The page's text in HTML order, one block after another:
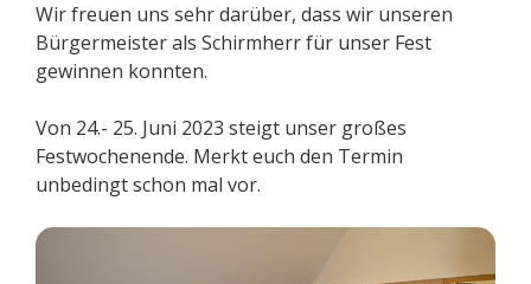
Wir freuen uns sehr darüber, dass wir unseren
Bürgermeister als Schirmherr für unser Fest
gewinnen konnten.
Von 24.- 25. Juni 2023 steigt unser großes
Festwochenende. Merkt euch den Termin
unbedingt schon mal vor.